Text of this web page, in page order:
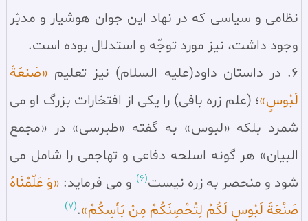
نظامى و سياسى كه در نهاد اين جوان هوشيار و مدبّر
وجود داشت، نيز مورد توجّه و استدلال بوده است.
6. در داستان داود(عليه السلام) نيز تعليم
«صَنعَةَ
لَبُوسٍ»؛ (علم زره بافى) را يكى از افتخارات بزرگ او مى
شمرد بلكه «لبوس» به گفته «طبرسى» در «مجمع
البيان» هر گونه اسلحه دفاعى و تهاجمى را شامل مى
شود و منحصر به زره نيست(6) و مى فرمايد: «وَ عَلّمْنَاهُ
صَنْعَةَ لَبُوسٍ لَكُمْ لِتُحْصِنَكُمْ مِنْ بَأسِكُمْ».
(7)